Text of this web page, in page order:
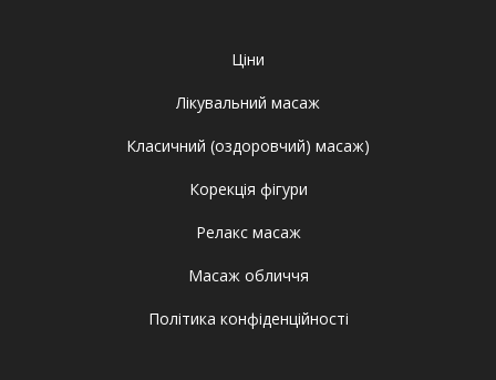
Ціни
Лікувальний масаж
Класичний (оздоровчий) масаж)
Корекція фігури
Релакс масаж
Масаж обличчя
Політика конфіденційності